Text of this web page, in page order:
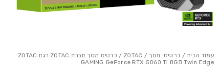
עמוד הבית/ כרטיסי מסך /
ZOTAC
/ כרטיס מסך חברת ZOTAC דגם ZOTAC
GAMING GeForce RTX 5060 Ti 8GB Twin Edge